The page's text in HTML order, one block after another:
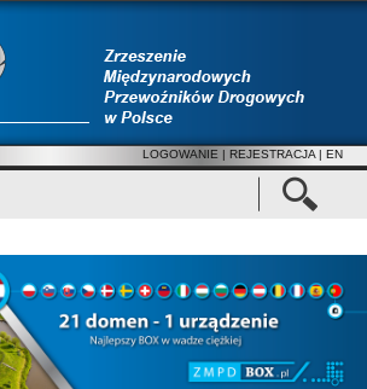
LOGOWANIE | REJESTRACJA | EN